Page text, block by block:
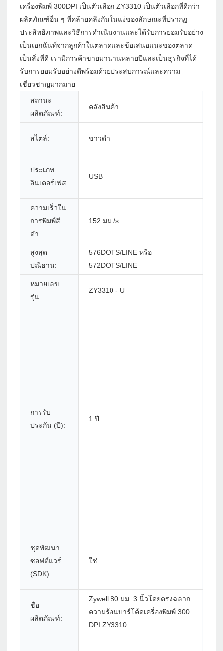
เครื่องพิมพ์ 300DPI เป็นตัวเลือก ZY3310 เป็นตัวเลือกที่ดีกว่า
ผลิตภัณฑ์อื่น ๆ ที่คล้ายคลึงกันในแง่ของลักษณะที่ปรากฏ
ประสิทธิภาพและวิธีการดำเนินงานและได้รับการยอมรับอย่าง
เป็นเอกฉันท์จากลูกค้าในตลาดและข้อเสนอแนะของตลาด
เป็นสิ่งที่ดี เรามีการค้าขายมานานหลายปีและเป็นธุรกิจที่ได้
รับการยอมรับอย่างดีพร้อมด้วยประสบการณ์และความ
เชี่ยวชาญมากมาย
สถานะ
ผลิตภัณฑ์:
คลังสินค้า
สไตล์: ขาวดำ
ประเภท
อินเตอร์เฟส:
USB
ความเร็วใน
การพิมพ์สี
ดำ:
152 มม./s
สูงสุด
ปณิธาน:
576DOTS/LINE หรือ
572DOTS/LINE
หมายเลข
รุ่น:
ZY3310 - U
การรับ
ประกัน (ปี):
1 ปี
ชุดพัฒนา
ซอฟต์แวร์
(SDK):
ใช่
ชื่อ
ผลิตภัณฑ์:
Zywell 80 มม. 3 นิ้วโดยตรงฉลาก
ความร้อนบาร์โค้ดเครื่องพิมพ์ 300
DPI ZY3310